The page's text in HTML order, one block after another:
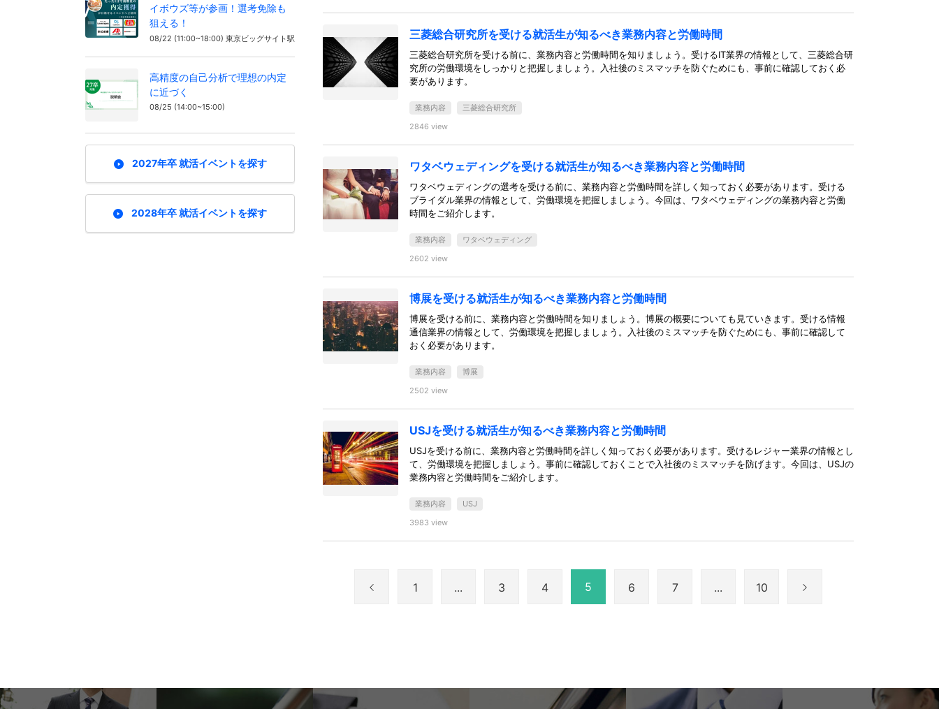
イボウズ等が参画！選考免除も
狙える！
08/22 (11:00~18:00) 東京ビッグサイト駅
高精度の自己分析で理想の内定
に近づく
08/25 (14:00~15:00)
2027年卒 就活イベントを探す
2028年卒 就活イベントを探す
三菱総合研究所を受ける就活生が知るべき業務内容と労働時間
三菱総合研究所を受ける前に、業務内容と労働時間を知りましょう。受けるIT業界の情報として、三菱総合研
究所の労働環境をしっかりと把握しましょう。入社後のミスマッチを防ぐためにも、事前に確認しておく必
要があります。
業務内容
三菱総合研究所
2846 view
ワタベウェディングを受ける就活生が知るべき業務内容と労働時間
ワタベウェディングの選考を受ける前に、業務内容と労働時間を詳しく知っておく必要があります。受ける
ブライダル業界の情報として、労働環境を把握しましょう。今回は、ワタベウェディングの業務内容と労働
時間をご紹介します。
業務内容
ワタベウェディング
2602 view
博展を受ける就活生が知るべき業務内容と労働時間
博展を受ける前に、業務内容と労働時間を知りましょう。博展の概要についても見ていきます。受ける情報
通信業界の情報として、労働環境を把握しましょう。入社後のミスマッチを防ぐためにも、事前に確認して
おく必要があります。
業務内容
博展
2502 view
USJを受ける就活生が知るべき業務内容と労働時間
USJを受ける前に、業務内容と労働時間を詳しく知っておく必要があります。受けるレジャー業界の情報とし
て、労働環境を把握しましょう。事前に確認しておくことで入社後のミスマッチを防げます。今回は、USJの
業務内容と労働時間をご紹介します。
業務内容
USJ
3983 view
1 ... 3 4 5 6 7 ... 10